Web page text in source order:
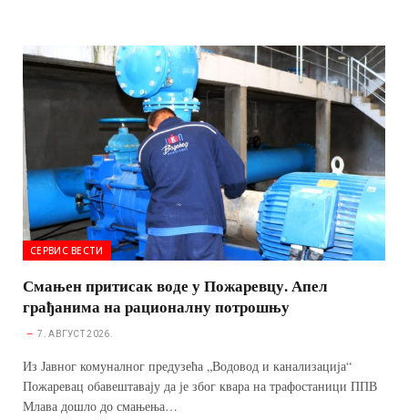
ok
se
ng
er
r ts
A
pp
ail ea
ds
gr
a
m
re
СЕРВИС ВЕСТИ
Смањен притисак воде у Пожаревцу. Апел
грађанима на рационалну потрошњу
7. АВГУСТ 2026.
Из Јавног комуналног предузећа „Водовод и канализација“
Пожаревац обавештавају да је због квара на трафостаници ППВ
Млава дошло до смањења…